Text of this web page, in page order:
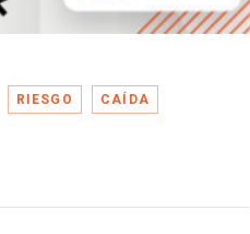
RIESGO CAÍDA